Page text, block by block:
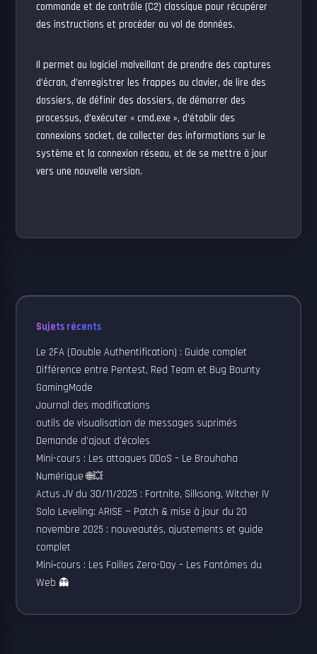
commande et de contrôle (C2) classique pour récupérer
des instructions et procéder au vol de données.
Il permet au logiciel malveillant de prendre des captures
d’écran, d’enregistrer les frappes au clavier, de lire des
dossiers, de définir des dossiers, de démarrer des
processus, d’exécuter « cmd.exe », d’établir des
connexions socket, de collecter des informations sur le
système et la connexion réseau, et de se mettre à jour
vers une nouvelle version.
Sujets récents
Le 2FA (Double Authentification) : Guide complet
Différence entre Pentest, Red Team et Bug Bounty
GamingMode
Journal des modifications
outils de visualisation de messages suprimés
Demande d’ajout d’écoles
Mini-cours : Les attaques DDoS – Le Brouhaha
Numérique 🌐💥
Actus JV du 30/11/2025 : Fortnite, Silksong, Witcher IV
Solo Leveling: ARISE — Patch & mise à jour du 20
novembre 2025 : nouveautés, ajustements et guide
complet
Mini‑cours : Les Failles Zero-Day – Les Fantômes du
Web 👻